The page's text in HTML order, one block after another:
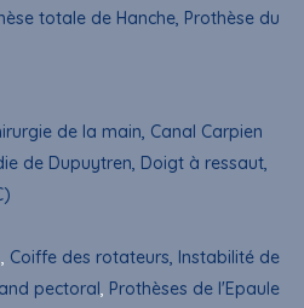
totale de Hanche, Prothèse du
de la main, Canal Carpien
de Dupuytren, Doigt à ressaut,
, Coiffe des rotateurs, Instabilité de
pectoral , Prothèses de l'Epaule